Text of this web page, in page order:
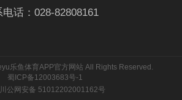
话：028-82808161
乐鱼体育APP官方网站 All Rights Reserved.
蜀ICP备12003683号-1
川公网安备 51012202001162号